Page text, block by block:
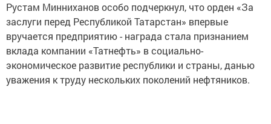
Рустам Минниханов особо подчеркнул, что орден «За
заслуги перед Республикой Татарстан» впервые
вручается предприятию - награда стала признанием
вклада компании «Татнефть» в социально-
экономическое развитие республики и страны, данью
уважения к труду нескольких поколений нефтяников.